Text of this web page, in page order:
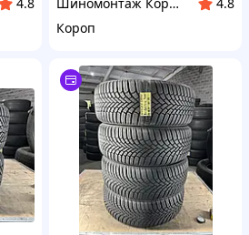
Короп